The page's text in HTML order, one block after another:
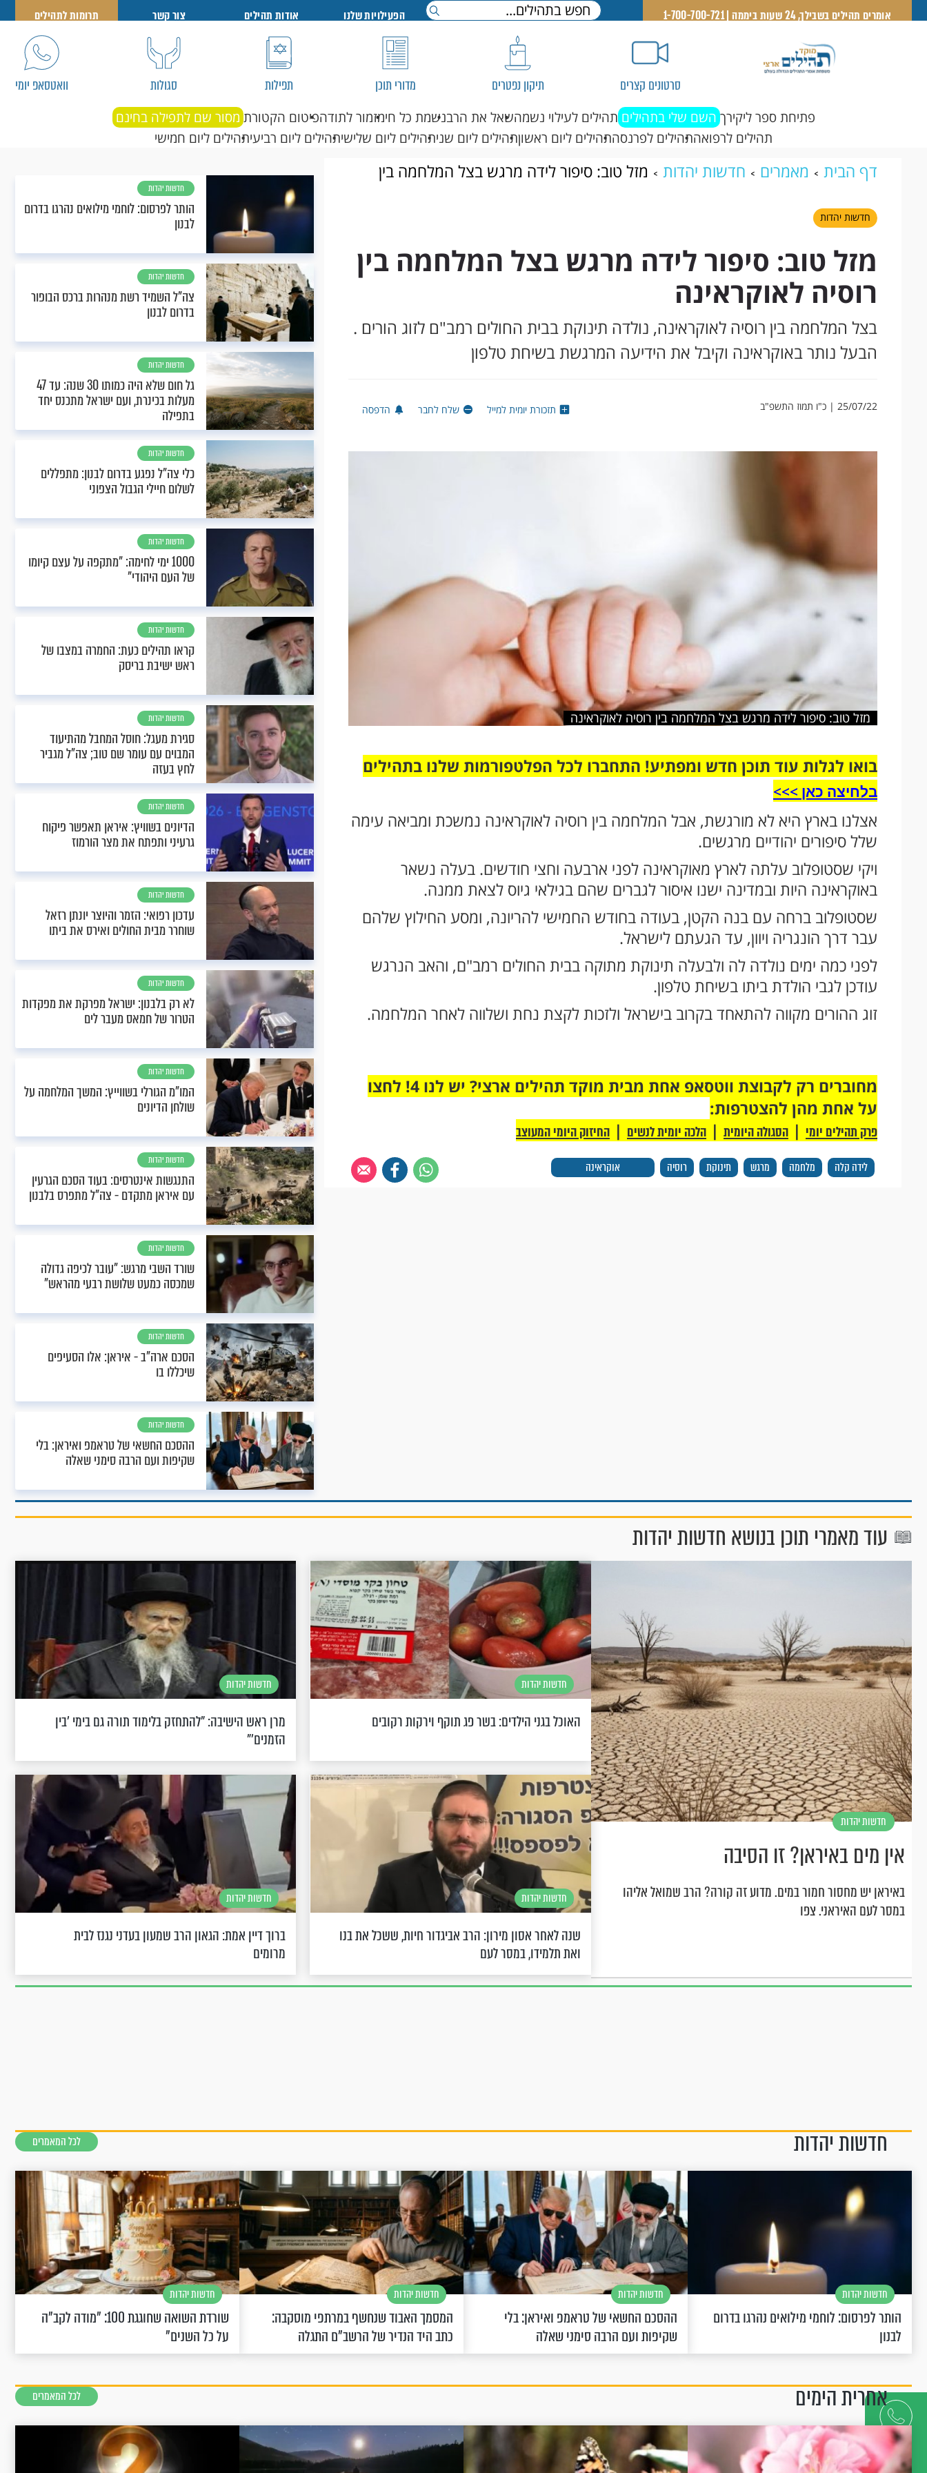
דברו
איתנו
אומרים תהילים בשבילך, 24 שעות ביממה | 1-700-700-721 הפעילויות שלנו אודות תהילים צור קשר תרומות לתהילים
סרטונים קצרים תיקון נפטרים מדורי תוכן תפילות סגולות וואטסאפ יומי
פתיחת ספר ליקירך השם שלי בתהילים תהילים לעילוי נשמהשאל את הרבנשמת כל חימזמור לתודהפיטום הקטורת מסור שם לתפילה בחינם
תהילים לרפואהתהילים לפרנסהתהילים ליום ראשוןתהילים ליום שניתהילים ליום שלישיתהילים ליום רביעיתהילים ליום חמישי
דף הבית מאמרים חדשות יהדות
מזל טוב: סיפור לידה מרגש בצל המלחמה בין
רוסיה לאוקראינה
חדשות יהדות
מזל טוב: סיפור לידה מרגש בצל המלחמה בין
רוסיה לאוקראינה
בצל המלחמה בין רוסיה לאוקראינה, נולדה תינוקת בבית החולים רמב"ם לזוג הורים .
הבעל נותר באוקראינה וקיבל את הידיעה המרגשת בשיחת טלפון
25/07/22 | כ"ו תמוז התשפ"ב תזכורת יומית למייל שלח לחבר הדפסה
מזל טוב: סיפור לידה מרגש בצל המלחמה בין רוסיה לאוקראינה
בואו לגלות עוד תוכן חדש ומפתיע! התחברו לכל הפלטפורמות שלנו בתהילים
בלחיצה כאן >>>​
אצלנו בארץ היא לא מורגשת, אבל המלחמה בין רוסיה לאוקראינה נמשכת ומביאה עימה
שלל סיפורים יהודיים מרגשים.
ויקי שסטופלוב עלתה לארץ מאוקראינה לפני ארבעה וחצי חודשים. בעלה נשאר
באוקראינה היות ובמדינה ישנו איסור לגברים שהם בגילאי גיוס לצאת ממנה.
שסטופלוב ברחה עם בנה הקטן, בעודה בחודש החמישי להריונה, ומסע החילוץ שלהם
עבר דרך הונגריה ויוון, עד הגעתם לישראל.
לפני כמה ימים נולדה לה ולבעלה תינוקת מתוקה בבית החולים רמב"ם, והאב הנרגש
עודכן לגבי הולדת ביתו בשיחת טלפון.
זוג ההורים מקווה להתאחד בקרוב בישראל ולזכות לקצת נחת ושלווה לאחר המלחמה.
לידה קלה מלחמה מרגש תינוקת רוסיה אוקראינה
מחוברים רק לקבוצת ווטסאפ אחת מבית מוקד תהילים ארצי? יש לנו 4! לחצו
על אחת מהן להצטרפות:
פרק תהילים יומי | הסגולה היומית | הלכה יומית לנשים | החיזוק היומי המעוצב
חדשות יהדות
הותר לפרסום: לוחמי מילואים נהרגו בדרום
לבנון
חדשות יהדות
צה"ל השמיד רשת מנהרות ברכס הבופור
בדרום לבנון
חדשות יהדות
גל חום שלא היה כמותו 30 שנה: עד 47
מעלות בכינרת, ועם ישראל מתכנס יחד
בתפילה
חדשות יהדות
כלי צה"ל נפגע בדרום לבנון: מתפללים
לשלום חיילי הגבול הצפוני
חדשות יהדות
1000 ימי לחימה: "מתקפה על עצם קיומו
של העם היהודי"
חדשות יהדות
קראו תהילים כעת: החמרה במצבו של
ראש ישיבת בריסק
חדשות יהדות
סגירת מעגל: חוסל המחבל מהתיעוד
המבוים עם עומר שם טוב; צה"ל מגביר
לחץ בעזה
חדשות יהדות
הדיונים בשוויץ: איראן תאפשר פיקוח
גרעיני ותפתח את מצר הורמוז
חדשות יהדות
עדכון רפואי: הזמר והיוצר יונתן רזאל
שוחרר מבית החולים ואירס את ביתו
חדשות יהדות
לא רק בלבנון: ישראל מפרקת את מפקדות
הטרור של חמאס מעבר לים
חדשות יהדות
המו"מ הגורלי בשווייץ: המשך המלחמה על
שולחן הדיונים
חדשות יהדות
התנגשות אינטרסים: בעוד הסכם הגרעין
עם איראן מתקדם - צה"ל מתפרס בלבנון
חדשות יהדות
שורד השבי מרגש: "עובר לכיפה גדולה
שמכסה כמעט שלושת רבעי מהראש"
חדשות יהדות
הסכם ארה"ב - איראן: אלו הסעיפים
שיכללו בו
חדשות יהדות
ההסכם החשאי של טראמפ ואיראן: בלי
שקיפות ועם הרבה סימני שאלה
עוד מאמרי תוכן בנושא חדשות יהדות
חדשות יהדות
אין מים באיראן? זו הסיבה
באיראן יש מחסור חמור במים. מדוע זה קורה? הרב שמואל אליהו
במסר לעם האיראני. צפו
חדשות יהדות
האוכל בגני הילדים: בשר פג תוקף וירקות רקובים
חדשות יהדות
מרן ראש הישיבה: "להתחזק בלימוד תורה גם בימי 'בין
הזמנים'"
חדשות יהדות
שנה לאחר אסון מירון: הרב אביגדור חיות, ששכל את בנו
ואת תלמידו, במסר לעם
חדשות יהדות
ברוך דיין אמת: הגאון הרב שמעון בעדני נגנז לבית
מרומים
חדשות יהדות לכל המאמרים
חדשות יהדות
הותר לפרסום: לוחמי מילואים נהרגו בדרום
לבנון
חדשות יהדות
ההסכם החשאי של טראמפ ואיראן: בלי
שקיפות ועם הרבה סימני שאלה
חדשות יהדות
המסמך האבוד שנחשף במרתפי מוסקבה:
כתב היד הנדיר של הרשב"ם התגלה
חדשות יהדות
שורדת השואה שחוגגת 100: "מודה לקב"ה
על כל השנים"
אחרית הימים לכל המאמרים